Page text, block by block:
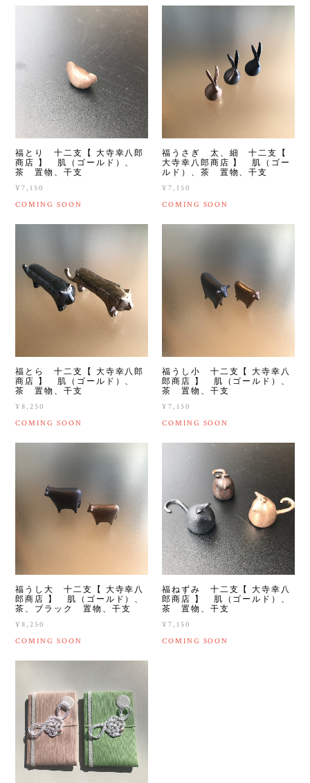
福とり 十二支【 大寺幸八郎
商店 】 肌（ゴールド）、
茶 置物、干支
¥7,150
COMING SOON
福うさぎ 太、細 十二支【
大寺幸八郎商店 】 肌（ゴー
ルド）、茶 置物、干支
¥7,150
COMING SOON
福とら 十二支【 大寺幸八郎
商店 】 肌（ゴールド）、
茶 置物、干支
¥8,250
COMING SOON
福うし小 十二支【 大寺幸八
郎商店 】 肌（ゴールド）、
茶 置物、干支
¥7,150
COMING SOON
福うし大 十二支【 大寺幸八
郎商店 】 肌（ゴールド）、
茶、ブラック 置物、干支
¥8,250
COMING SOON
福ねずみ 十二支【 大寺幸八
郎商店 】 肌（ゴールド）、
茶 置物、干支
¥7,150
COMING SOON